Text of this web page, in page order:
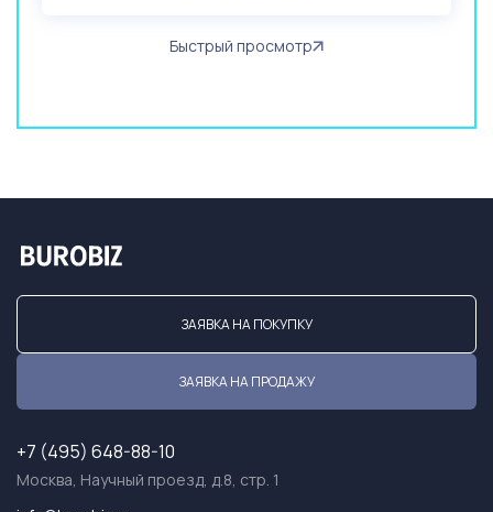
Быстрый просмотр
ЗАЯВКА НА ПОКУПКУ
ЗАЯВКА НА ПРОДАЖУ
+7 (495) 648-88-10
Москва, Научный проезд, д.8, стр. 1